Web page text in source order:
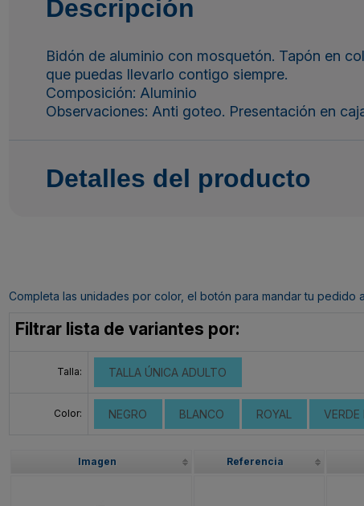
Descripción
Bidón de aluminio con mosquetón. Tapón en
que puedas llevarlo contigo siempre.
Composición: Aluminio
Observaciones: Anti goteo. Presentación en
Detalles del producto
Completa las unidades por color, el botón para mandar tu pedido
Filtrar lista de variantes por:
Talla: TALLA ÚNICA ADULTO
Color: NEGRO BLANCO ROYAL VERDE
Imagen Referencia